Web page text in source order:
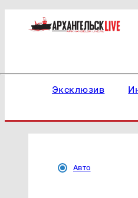
Эксклюзив
Авто